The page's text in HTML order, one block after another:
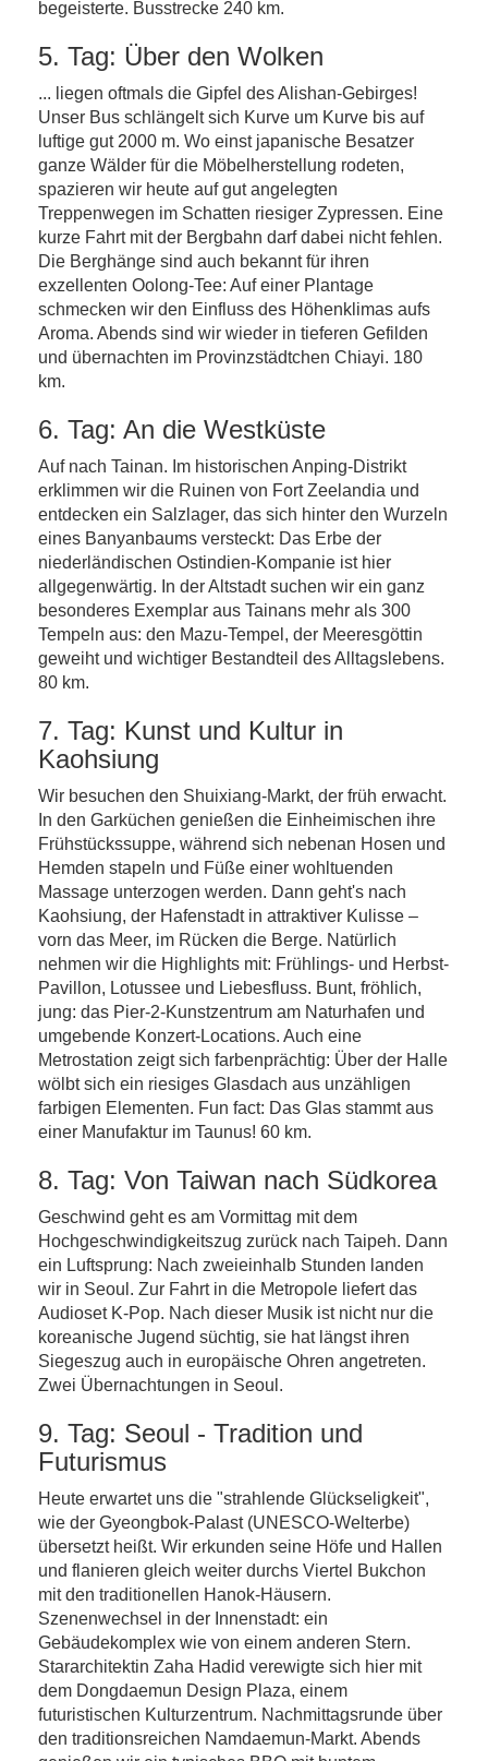
begeisterte. Busstrecke 240 km.
5. Tag: Über den Wolken
... liegen oftmals die Gipfel des Alishan-Gebirges!
Unser Bus schlängelt sich Kurve um Kurve bis auf
luftige gut 2000 m. Wo einst japanische Besatzer
ganze Wälder für die Möbelherstellung rodeten,
spazieren wir heute auf gut angelegten
Treppenwegen im Schatten riesiger Zypressen. Eine
kurze Fahrt mit der Bergbahn darf dabei nicht fehlen.
Die Berghänge sind auch bekannt für ihren
exzellenten Oolong-Tee: Auf einer Plantage
schmecken wir den Einfluss des Höhenklimas aufs
Aroma. Abends sind wir wieder in tieferen Gefilden
und übernachten im Provinzstädtchen Chiayi. 180
km.
6. Tag: An die Westküste
Auf nach Tainan. Im historischen Anping-Distrikt
erklimmen wir die Ruinen von Fort Zeelandia und
entdecken ein Salzlager, das sich hinter den Wurzeln
eines Banyanbaums versteckt: Das Erbe der
niederländischen Ostindien-Kompanie ist hier
allgegenwärtig. In der Altstadt suchen wir ein ganz
besonderes Exemplar aus Tainans mehr als 300
Tempeln aus: den Mazu-Tempel, der Meeresgöttin
geweiht und wichtiger Bestandteil des Alltagslebens.
80 km.
7. Tag: Kunst und Kultur in
Kaohsiung
Wir besuchen den Shuixiang-Markt, der früh erwacht.
In den Garküchen genießen die Einheimischen ihre
Frühstückssuppe, während sich nebenan Hosen und
Hemden stapeln und Füße einer wohltuenden
Massage unterzogen werden. Dann geht's nach
Kaohsiung, der Hafenstadt in attraktiver Kulisse –
vorn das Meer, im Rücken die Berge. Natürlich
nehmen wir die Highlights mit: Frühlings- und Herbst-
Pavillon, Lotussee und Liebesfluss. Bunt, fröhlich,
jung: das Pier-2-Kunstzentrum am Naturhafen und
umgebende Konzert-Locations. Auch eine
Metrostation zeigt sich farbenprächtig: Über der Halle
wölbt sich ein riesiges Glasdach aus unzähligen
farbigen Elementen. Fun fact: Das Glas stammt aus
einer Manufaktur im Taunus! 60 km.
8. Tag: Von Taiwan nach Südkorea
Geschwind geht es am Vormittag mit dem
Hochgeschwindigkeitszug zurück nach Taipeh. Dann
ein Luftsprung: Nach zweieinhalb Stunden landen
wir in Seoul. Zur Fahrt in die Metropole liefert das
Audioset K-Pop. Nach dieser Musik ist nicht nur die
koreanische Jugend süchtig, sie hat längst ihren
Siegeszug auch in europäische Ohren angetreten.
Zwei Übernachtungen in Seoul.
9. Tag: Seoul - Tradition und
Futurismus
Heute erwartet uns die "strahlende Glückseligkeit",
wie der Gyeongbok-Palast (UNESCO-Welterbe)
übersetzt heißt. Wir erkunden seine Höfe und Hallen
und flanieren gleich weiter durchs Viertel Bukchon
mit den traditionellen Hanok-Häusern.
Szenenwechsel in der Innenstadt: ein
Gebäudekomplex wie von einem anderen Stern.
Stararchitektin Zaha Hadid verewigte sich hier mit
dem Dongdaemun Design Plaza, einem
futuristischen Kulturzentrum. Nachmittagsrunde über
den traditionsreichen Namdaemun-Markt. Abends